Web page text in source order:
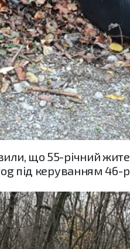
що 55-річний
під керуванням 46-